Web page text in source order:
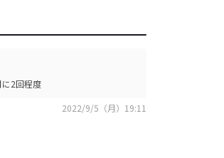
2回程度
2022/9/5（月）19:11